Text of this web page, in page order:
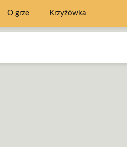
O grze Krzyżówka